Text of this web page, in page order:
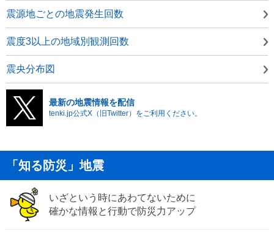
震源地ごとの地震発生回数
震度3以上の地域別観測回数
震央分布図
最新の地震情報を配信
tenki.jp公式X（旧Twitter）をご利用ください。
「知る防災」地震
いざという時にあわてないために
確かな情報と行動で防災力アップ